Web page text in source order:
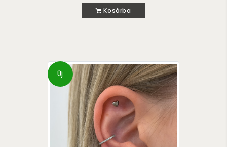
Kosárba
Új